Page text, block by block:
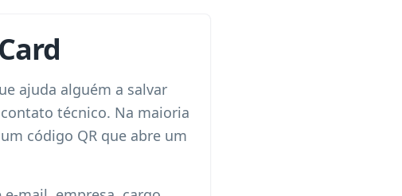
ajuda alguém a salvar
técnico. Na maioria
código QR que abre um